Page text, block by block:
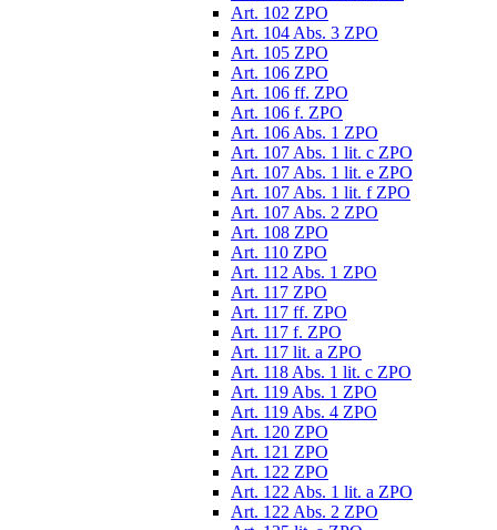
Art. 102 ZPO
Art. 104 Abs. 3 ZPO
Art. 105 ZPO
Art. 106 ZPO
Art. 106 ff. ZPO
Art. 106 f. ZPO
Art. 106 Abs. 1 ZPO
Art. 107 Abs. 1 lit. c ZPO
Art. 107 Abs. 1 lit. e ZPO
Art. 107 Abs. 1 lit. f ZPO
Art. 107 Abs. 2 ZPO
Art. 108 ZPO
Art. 110 ZPO
Art. 112 Abs. 1 ZPO
Art. 117 ZPO
Art. 117 ff. ZPO
Art. 117 f. ZPO
Art. 117 lit. a ZPO
Art. 118 Abs. 1 lit. c ZPO
Art. 119 Abs. 1 ZPO
Art. 119 Abs. 4 ZPO
Art. 120 ZPO
Art. 121 ZPO
Art. 122 ZPO
Art. 122 Abs. 1 lit. a ZPO
Art. 122 Abs. 2 ZPO